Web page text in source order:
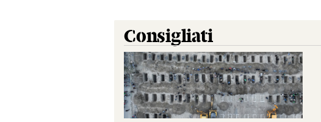
Consigliati